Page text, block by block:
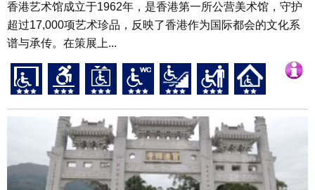
香港艺术馆成立于1962年，是香港第一所公营美术馆，守护
超过17,000项艺术珍品，反映了香港作为国际都会的文化系
谱与承传。在策展上...